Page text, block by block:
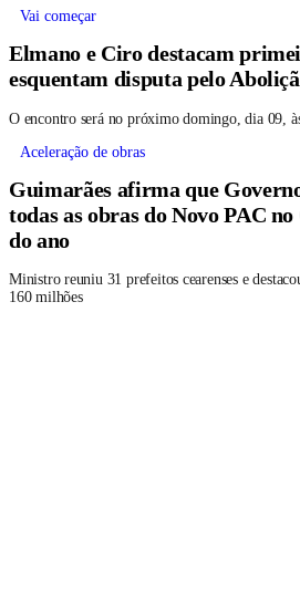
Vai começar
Elmano e Ciro destacam
esquentam disputa pelo
O encontro será no próximo domingo, dia 09,
Aceleração de obras
Guimarães afirma que
todas as obras do Novo PAC
do ano
Ministro reuniu 31 prefeitos cearenses e
160 milhões